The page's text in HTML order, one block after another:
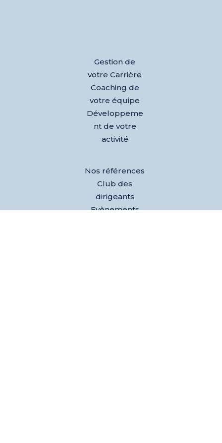
Gestion de
votre Carrière
Coaching de
votre équipe
Développeme
nt de votre
activité
Nos références
Club des
dirigeants
Evènements